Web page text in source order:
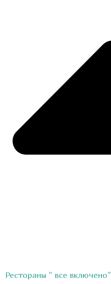
Рестораны " все включено"